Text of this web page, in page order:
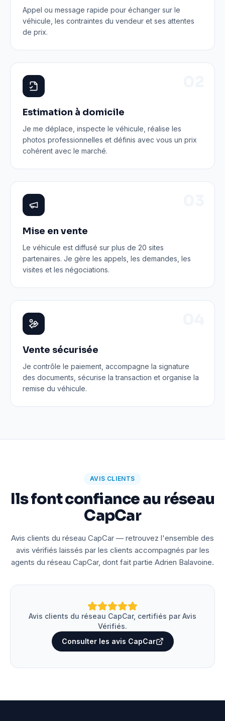
Appel ou message rapide pour échanger sur le
véhicule, les contraintes du vendeur et ses attentes
de prix.
Estimation à domicile
Je me déplace, inspecte le véhicule, réalise les
photos professionnelles et définis avec vous un prix
cohérent avec le marché.
Mise en vente
Le véhicule est diffusé sur plus de 20 sites
partenaires. Je gère les appels, les demandes, les
visites et les négociations.
Vente sécurisée
Je contrôle le paiement, accompagne la signature
des documents, sécurise la transaction et organise la
remise du véhicule.
AVIS CLIENTS
Ils font confiance au réseau
CapCar
Avis clients du réseau CapCar — retrouvez l'ensemble des
avis vérifiés laissés par les clients accompagnés par les
agents du réseau CapCar, dont fait partie Adrien Balavoine.
Avis clients du réseau CapCar, certifiés par Avis
Vérifiés.
Consulter les avis CapCar